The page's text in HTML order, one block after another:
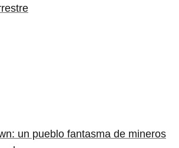
un pueblo fantasma de mineros